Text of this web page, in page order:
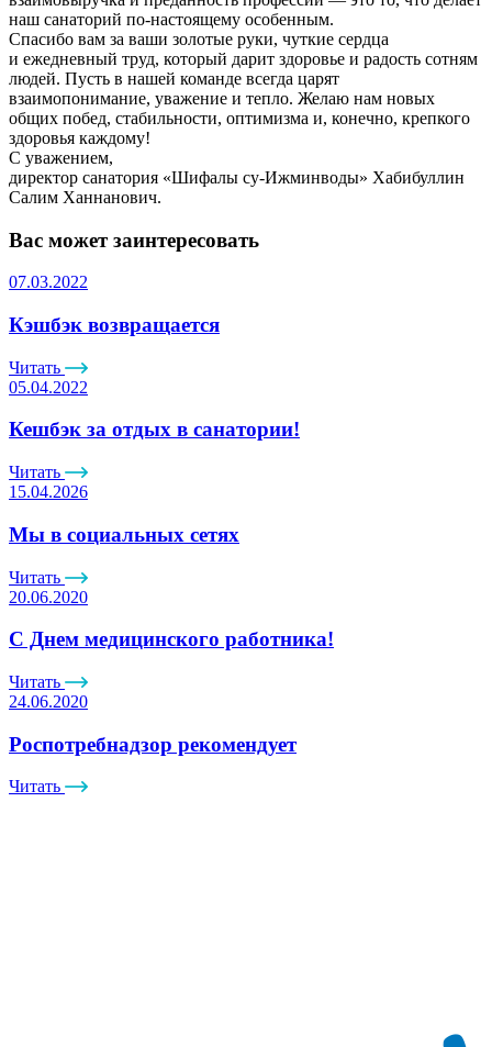
наш санаторий по-настоящему особенным.
Спасибо вам за ваши золотые руки, чуткие сердца
и ежедневный труд, который дарит здоровье и радость сотням
людей. Пусть в нашей команде всегда царят
взаимопонимание, уважение и тепло. Желаю нам новых
общих побед, стабильности, оптимизма и, конечно, крепкого
здоровья каждому!
С уважением,
директор санатория «Шифалы су-Ижминводы» Хабибуллин
Салим Ханнанович.
Вас может заинтересовать
07.03.2022
Кэшбэк возвращается
Читать
05.04.2022
Кешбэк за отдых в санатории!
Читать
15.04.2026
Мы в социальных сетях
Читать
20.06.2020
С Днем медицинского работника!
Читать
24.06.2020
Роспотребнадзор рекомендует
Читать